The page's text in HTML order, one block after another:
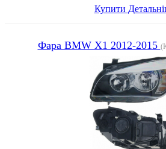
Купити
Фара BMW X1 2012-2015